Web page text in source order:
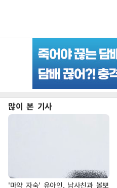
많이 본 기사
'마약 자숙' 유아인, 남사친과 볼뽀